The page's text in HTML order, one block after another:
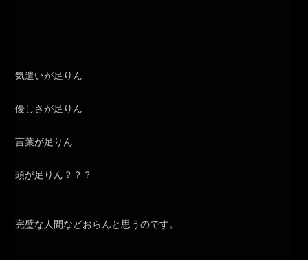
気遣いが足りん
優しさが足りん
言葉が足りん
頭が足りん？？？
完璧な人間などおらんと思うのです。